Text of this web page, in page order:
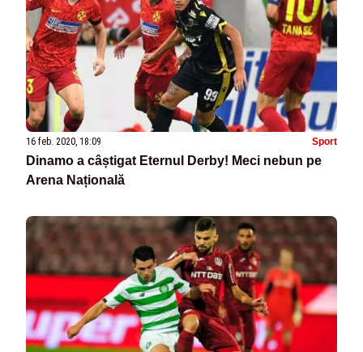
16 feb. 2020, 18:09 Sport
Dinamo a câștigat Eternul Derby! Meci nebun pe
Arena Națională